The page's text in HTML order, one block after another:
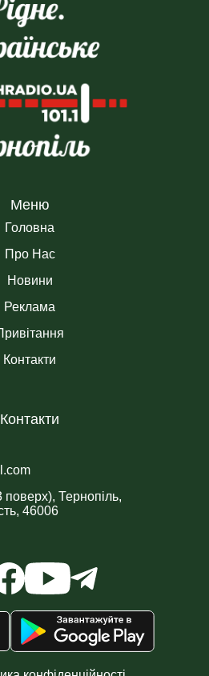
Меню
Головна
Про Нас
Новини
Реклама
Контакти
Контакти
Тернопіль,
46006